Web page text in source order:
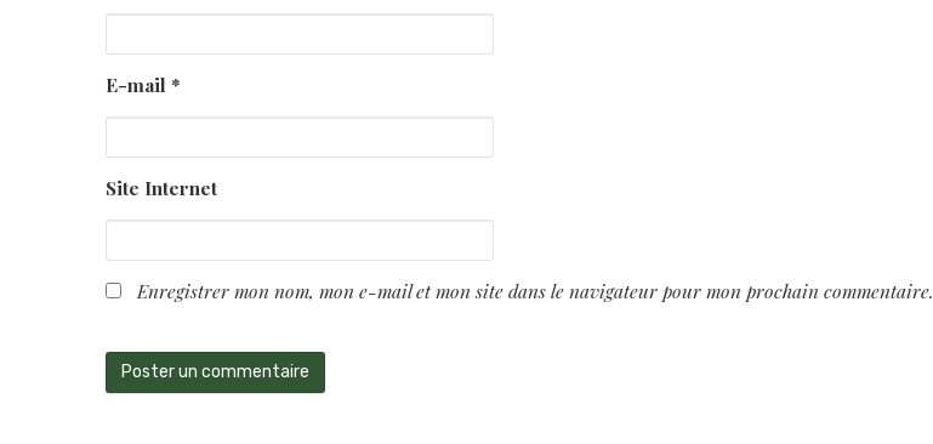
E-mail *
Site Internet
Enregistrer mon nom, mon e-mail et mon site dans le navigateur pour mon prochain commentaire.